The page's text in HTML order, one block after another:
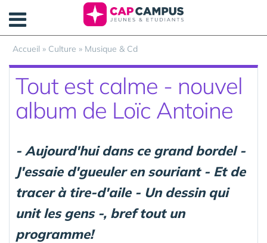
Accueil » Culture » Musique & Cd
Tout est calme - nouvel
album de Loïc Antoine
- Aujourd'hui dans ce grand bordel -
J'essaie d'gueuler en souriant - Et de
tracer à tire-d'aile - Un dessin qui
unit les gens -, bref tout un
programme!
Panneau de gestion des cookies